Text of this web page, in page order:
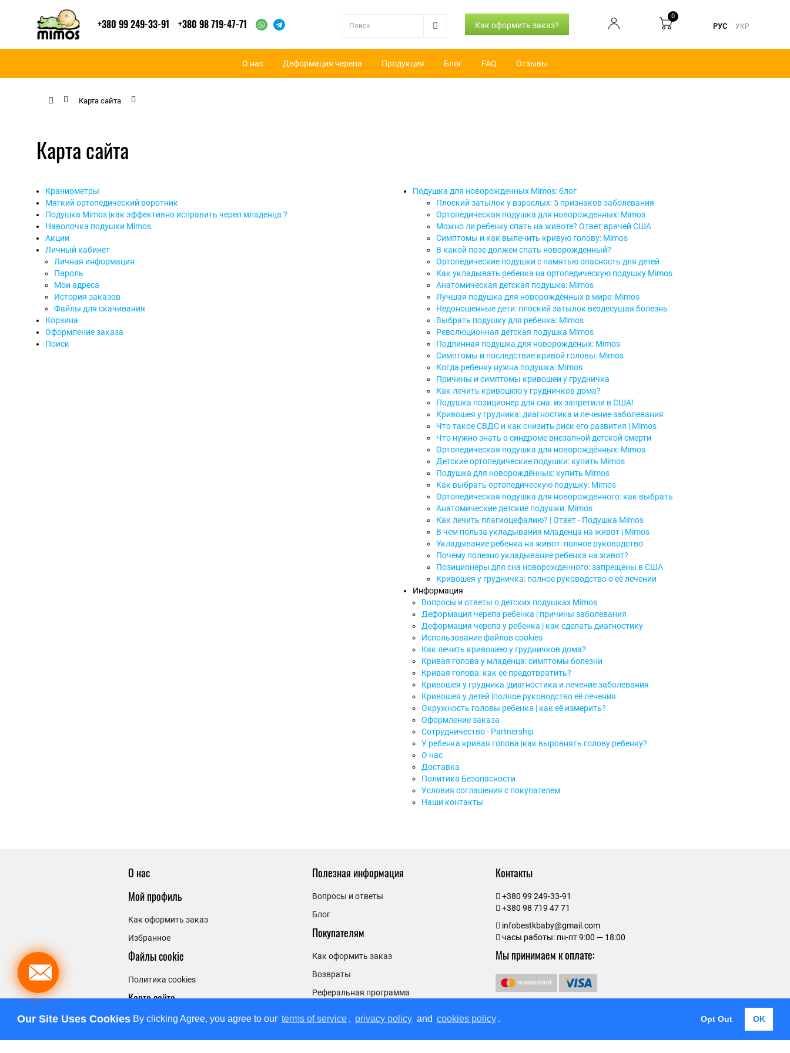
Our Site Uses Cookies By clicking Agree, you agree to our terms of service , privacy policy and cookies policy . Opt Out OK
+380 99 249-33-91 +380 98 719-47-71 Как оформить заказ?
0
РУС УКР
О нас Деформация черепа Продукция Блог FAQ Отзывы
Карта сайта
Карта сайта
Краниометры
Мягкий ортопедический воротник
Подушка Mimos |как эффективно исправить череп младенца ?
Наволочка подушки Mimos
Акции
Личный кабинет
Личная информация
Пароль
Мои адреса
История заказов
Файлы для скачивания
Корзина
Оформление заказа
Поиск
Подушка для новорожденных Mimos: блог
Плоский затылок у взрослых: 5 признаков заболевания
Ортопедическая подушка для новорожденных: Mimos
Можно ли ребенку спать на животе? Ответ врачей США
Симптомы и как вылечить кривую голову: Mimos
В какой позе должен спать новорожденный?
Ортопедические подушки с памятью опасность для детей
Как укладывать ребенка на ортопедическую подушку Mimos
Анатомическая детская подушка: Mimos
Лучшая подушка для новорождённых в мире: Mimos
Недоношенные дети: плоский затылок вездесущая болезнь
Выбрать подушку для ребенка: Mimos
Революционная детская подушка Mimos
Подлинная подушка для новорождёных: Mimos
Симптомы и последствие кривой головы: Mimos
Когда ребенку нужна подушка: Mimos
Причины и симптомы кривошеи у грудничка
Как лечить кривошею у грудничков дома?
Подушка позиционер для сна: их запретили в США!
Кривошея у грудника: диагностика и лечение заболевания
Что такое СВДС и как снизить риск его развития | Mimos
Что нужно знать о синдроме внезапной детской смерти
Ортопедическая подушка для новорождённых: Mimos
Детские ортопедические подушки: купить Mimos
Подушка для новорождённых: купить Mimos
Как выбрать ортопедическую подушку: Mimos
Ортопедическая подушка для новорожденного: как выбрать
Анатомические детские подушки: Mimos
Как лечить плагиоцефалию? | Ответ - Подушка Mimos
В чем польза укладывания младенца на живот | Mimos
Укладывание ребенка на живот: полное руководство
Почему полезно укладывание ребенка на живот?
Позиционеры для сна новорожденного: запрещены в США
Кривошея у грудничка: полное руководство о её лечении
Информация
Вопросы и ответы о детских подушках Mimos
Деформация черепа ребенка | причины заболевания
Деформация черепа у ребенка | как сделать диагностику
Использование файлов cookies
Как лечить кривошею у грудничков дома?
Кривая голова у младенца: симптомы болезни
Кривая голова: как её предотвратить?
Кривошея у грудника |диагностика и лечение заболевания
Кривошея у детей |полное руководство её лечения
Окружность головы ребенка | как её измерить?
Оформление заказа
Сотрудничество - Partnership
У ребенка кривая голова |как выровнять голову ребенку?
О нас
Доставка
Политика Безопасности
Условия соглашения с покупателем
Наши контакты
О нас
Мой профиль
Как оформить заказ
Избранное
Файлы cookie
Политика cookies
Карта сайта
Полезная информация
Вопросы и ответы
Блог
Покупателям
Как оформить заказ
Возвраты
Реферальная программа
Контакты
+380 99 249-33-91
+380 98 719 47 71
infobestkbaby@gmail.com
часы работы: пн-пт 9:00 — 18:00
Мы принимаем к оплате: